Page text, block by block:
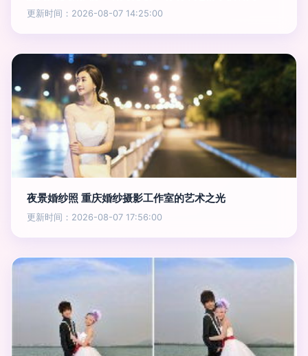
更新时间：2026-08-07 14:25:00
夜景婚纱照 重庆婚纱摄影工作室的艺术之光
更新时间：2026-08-07 17:56:00